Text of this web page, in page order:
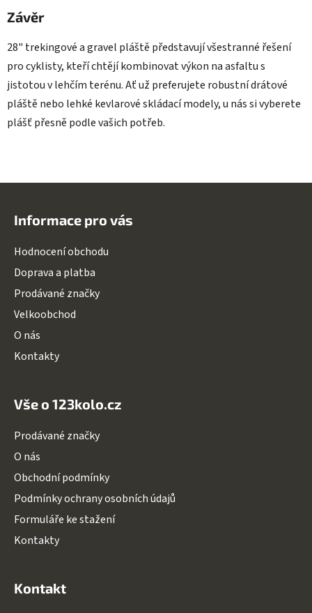
Závěr
28" trekingové a gravel pláště představují všestranné řešení
pro cyklisty, kteří chtějí kombinovat výkon na asfaltu s
jistotou v lehčím terénu. Ať už preferujete robustní drátové
pláště nebo lehké kevlarové skládací modely, u nás si vyberete
plášť přesně podle vašich potřeb.
Informace pro vás
Hodnocení obchodu
Doprava a platba
Prodávané značky
Velkoobchod
O nás
Kontakty
Vše o 123kolo.cz
Prodávané značky
O nás
Obchodní podmínky
Podmínky ochrany osobních údajů
Formuláře ke stažení
Kontakty
Kontakt